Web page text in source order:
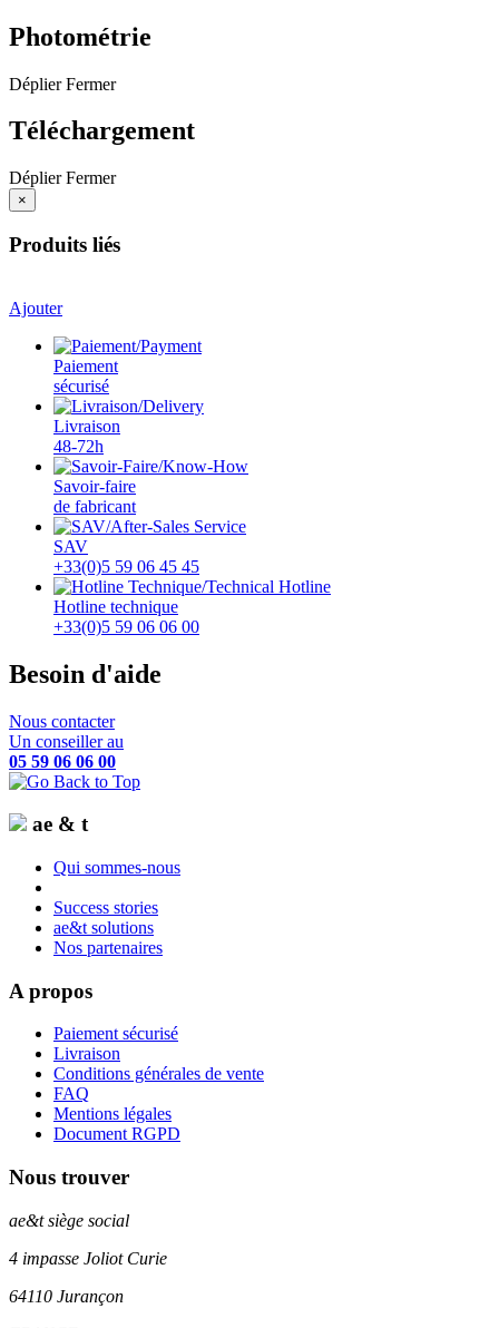
Photométrie
Déplier Fermer
Téléchargement
Déplier Fermer
×
Produits liés
Ajouter
Paiement
sécurisé
Livraison
48-72h
Savoir-faire
de fabricant
SAV
+33(0)5 59 06 45 45
Hotline technique
+33(0)5 59 06 06 00
Besoin d'aide
Nous contacter
Un conseiller au
05 59 06 06 00
ae & t
Qui sommes-nous
Success stories
ae&t solutions
Nos partenaires
A propos
Paiement sécurisé
Livraison
Conditions générales de vente
FAQ
Mentions légales
Document RGPD
Nous trouver
ae&tsiège social
4 impasse Joliot Curie
64110 Jurançon